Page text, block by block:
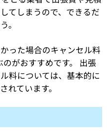
てしまうので、できるだ
。
った場合のキャンセル料
がおすすめです。 出張
料については、基本的に
れています。